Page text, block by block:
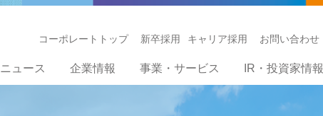
ニュース 企業情報 事業・サービス IR・投資家情報
コーポレートトップ 新卒採用 キャリア採用 お問い合わせ